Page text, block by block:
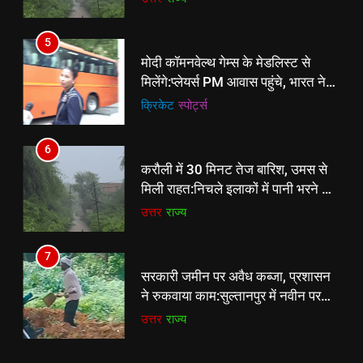
6
करौली में 30 मिनट तेज बारिश, उमस से
मिली राहत:निचले इलाकों में पानी भरने से
लोग परेशान, पांचना बांध का जलस्तर बढ़ा
उत्तर
7
सरकारी जमीन पर अवैध कब्जा, प्रशासन
ने रुकवाया काम:सुल्तानपुर में नवीन परती
भूमि पर निर्माण, लेखपालों पर मिलीभगत का
आरोप
8
पैपराजी पर भड़कीं हार्दिक की एक्स-वाइफ
नताशा स्टेनकोविक:लगातार तस्वीरें लेने से
हुईं अनकंफर्टेबल, दोस्त अलेक्जेंडर ने भीड़
से बचाया
5
मोदी कॉमनवेल्थ गेम्स के मेडलिस्ट से
मिलेंगे:प्लेयर्स PM आवास पहुंचे, भारत ने
39 मेडल जीते थे
क्रिकेट ‎स्पोर्ट्स
6
करौली में 30 मिनट तेज बारिश, उमस से
मिली राहत:निचले इलाकों में पानी भरने से
लोग परेशान, पांचना बांध का जलस्तर बढ़ा
उत्तर राज्य
7
सरकारी जमीन पर अवैध कब्जा, प्रशासन
ने रुकवाया काम:सुल्तानपुर में नवीन परती
भूमि पर निर्माण, लेखपालों पर मिलीभगत का
उत्तर राज्य